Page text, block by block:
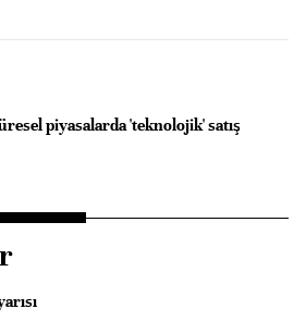
piyasalarda 'teknolojik' satış